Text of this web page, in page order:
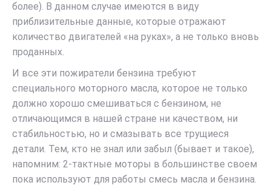
более). В данном случае имеются в виду
приблизительные данные, которые отражают
количество двигателей «на руках», а не только вновь
проданных.
И все эти пожиратели бензина требуют
специального моторного масла, которое не только
должно хорошо смешиваться с бензином, не
отличающимся в нашей стране ни качеством, ни
стабильностью, но и смазывать все трущиеся
детали. Тем, кто не знал или забыл (бывает и такое),
напомним: 2-тактные моторы в большинстве своем
пока используют для работы смесь масла и бензина.